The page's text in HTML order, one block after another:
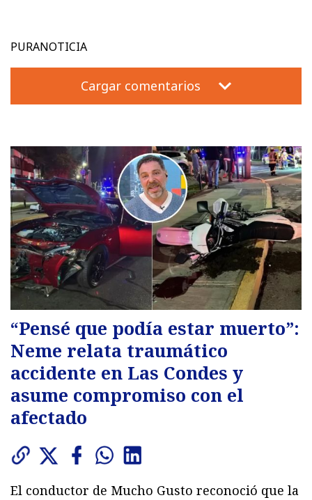
PURANOTICIA
Cargar comentarios
“Pensé que podía estar muerto”:
Neme relata traumático
accidente en Las Condes y
asume compromiso con el
afectado
El conductor de Mucho Gusto reconoció que la